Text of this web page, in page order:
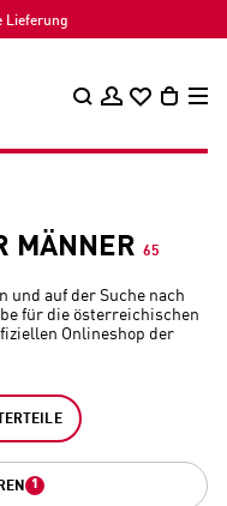
Lieferung
MÄNNER 65
und auf der Suche nach
für die österreichischen
Onlineshop der
Accessoires. Jedes
entworfen und trägt
mit den Teams zu
1